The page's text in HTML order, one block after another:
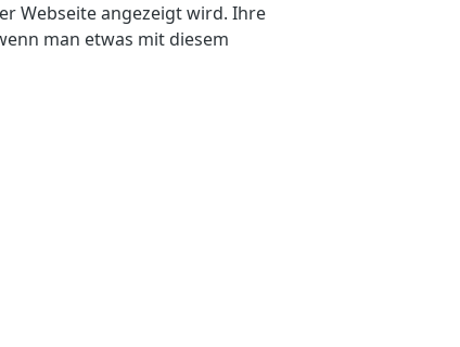
Webseite angezeigt wird. Ihre
man etwas mit diesem